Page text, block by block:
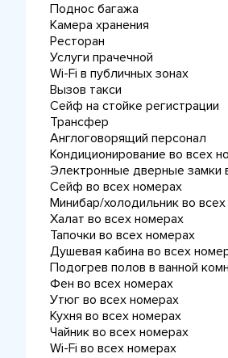
Поднос багажа
Камера хранения
Ресторан
Услуги прачечной
Wi-Fi в публичных зонах
Вызов такси
Сейф на стойке регистрации
Трансфер
Англоговорящий персонал
Кондиционирование во всех
Электронные дверные замки
Сейф во всех номерах
Минибар/холодильник во
Халат во всех номерах
Тапочки во всех номерах
Душевая кабина во всех
Подогрев полов в ванной
Фен во всех номерах
Утюг во всех номерах
Кухня во всех номерах
Чайник во всех номерах
Wi-Fi во всех номерах